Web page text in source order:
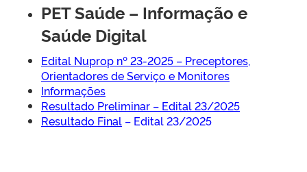
PET Saúde – Informação e
Saúde Digital
Edital Nuprop nº 23-2025 – Preceptores,
Orientadores de Serviço e Monitores
Informações
Resultado Preliminar – Edital 23/2025
Resultado Final – Edital 23/2025